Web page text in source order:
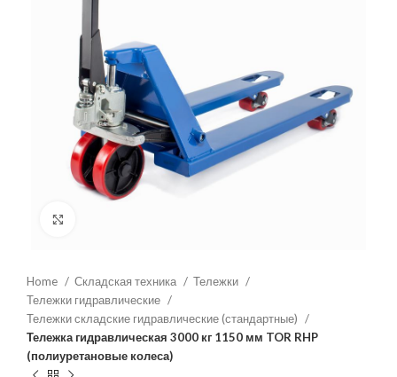
Home Складская техника
Тележки
Тележки гидравлические
Тележки складские гидравлические (стандартные)
Тележка гидравлическая 3000 кг 1150 мм TOR RHP
(полиуретановые колеса)